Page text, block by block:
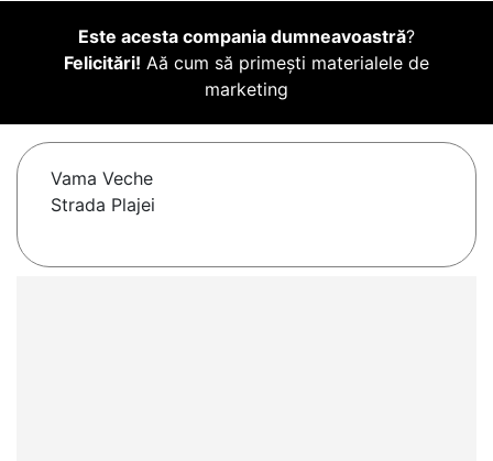
Este acesta compania dumneavoastră?
Felicitări! Aă cum să primești materialele de
marketing
Vama Veche
Strada Plajei